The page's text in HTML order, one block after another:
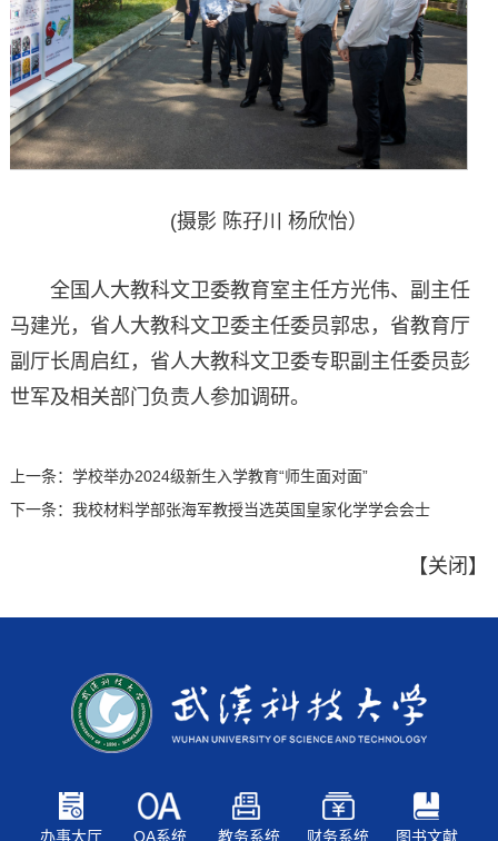
(摄影 陈孖川 杨欣怡）
全国人大教科文卫委教育室主任方光伟、副主任
马建光，省人大教科文卫委主任委员郭忠，省教育厅
副厅长周启红，省人大教科文卫委专职副主任委员彭
世军及相关部门负责人参加调研。
上一条： 学校举办2024级新生入学教育“师生面对面”
下一条： 我校材料学部张海军教授当选英国皇家化学学会会士
【关闭 】
办事大厅 OA系统 教务系统 财务系统 图书文献